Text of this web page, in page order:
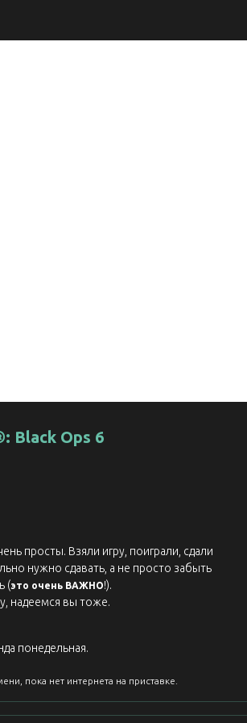
Black Ops 6
просты. Взяли игру, поиграли, сдали
нужно сдавать, а не просто забыть
(это очень ВАЖНО!).
надеемся вы тоже.
понедельная.
пока нет интернета на приставке.